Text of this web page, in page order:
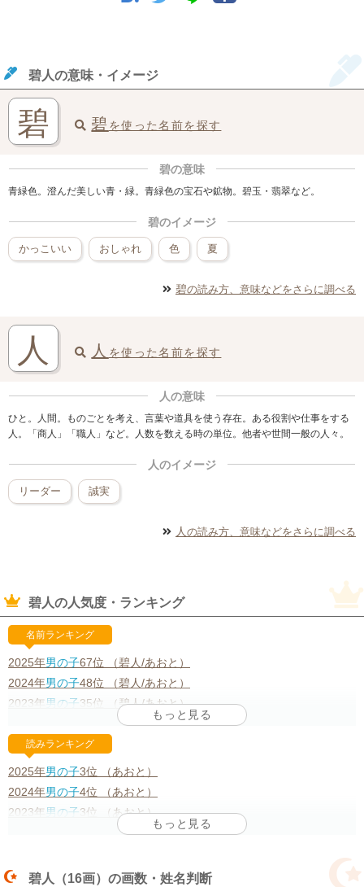
碧人の意味・イメージ
碧 碧 を使った名前を探す
碧の意味
青緑色。澄んだ美しい青・緑。青緑色の宝石や鉱物。碧玉・翡翠など。
碧のイメージ
かっこいい おしゃれ 色 夏
碧の読み方、意味などをさらに調べる
人 人 を使った名前を探す
人の意味
ひと。人間。ものごとを考え、言葉や道具を使う存在。ある役割や仕事をする
人。「商人」「職人」など。人数を数える時の単位。他者や世間一般の人々。
人のイメージ
リーダー 誠実
人 の読み方、意味などをさらに調べる
碧人の人気度・ランキング
名前ランキング
2025年男の子67位 （碧人/あおと）
2024年男の子48位 （碧人/あおと）
2023年 男の子35位 （碧人/あおと）
*リンククリックで年代別の名前ランキングをチェックできます
読みランキング
2025年男の子3位 （あおと）
2024年男の子4位 （あおと）
2023年 男の子3位 （あおと）
碧人（16画）の画数・姓名判断